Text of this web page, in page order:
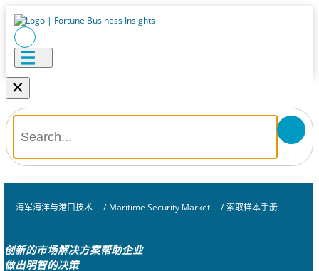
×
海军海洋与港口技术 / Maritime Security Market / 索取样本手册
创新的市场解决方案帮助企业
做出明智的决策